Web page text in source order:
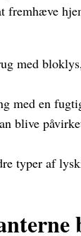
fremhæve
med
med en
blive
typer af